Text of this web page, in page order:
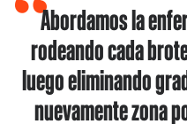
Abordamos la
rodeando cada
luego eliminando
nuevamente zona